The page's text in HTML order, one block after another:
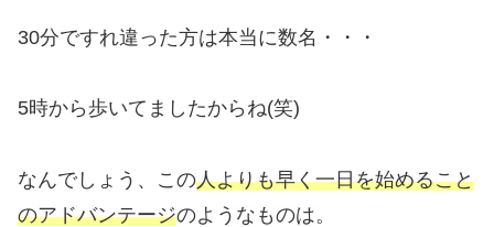
30分ですれ違った方は本当に数名・・・
5時から歩いてましたからね(笑)
なんでしょう、この人よりも早く一日を始めること
のアドバンテージのようなものは。